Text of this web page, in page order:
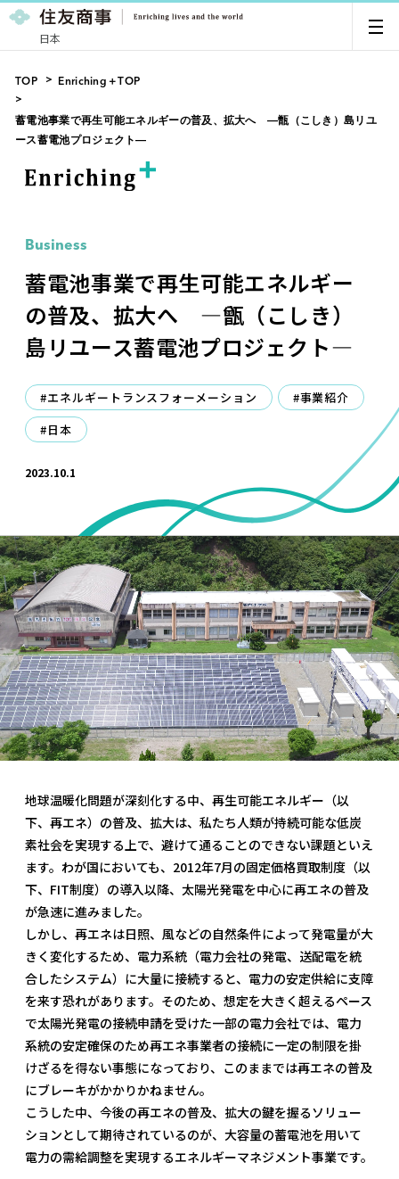
日本
TOP Enriching＋TOP
蓄電池事業で再生可能エネルギーの普及、拡大へ ―甑（こしき）島リユ
ース蓄電池プロジェクト―
Business
蓄電池事業で再生可能エネルギー
の普及、拡大へ ―甑（こしき）
島リユース蓄電池プロジェクト―
#エネルギートランスフォーメーション
#事業紹介
#日本
2023.10.1
地球温暖化問題が深刻化する中、再生可能エネルギー（以
下、再エネ）の普及、拡大は、私たち人類が持続可能な低炭
素社会を実現する上で、避けて通ることのできない課題といえ
ます。わが国においても、2012年7月の固定価格買取制度（以
下、FIT制度）の導入以降、太陽光発電を中心に再エネの普及
が急速に進みました。
しかし、再エネは日照、風などの自然条件によって発電量が大
きく変化するため、電力系統（電力会社の発電、送配電を統
合したシステム）に大量に接続すると、電力の安定供給に支障
を来す恐れがあります。そのため、想定を大きく超えるペース
で太陽光発電の接続申請を受けた一部の電力会社では、電力
系統の安定確保のため再エネ事業者の接続に一定の制限を掛
けざるを得ない事態になっており、このままでは再エネの普及
にブレーキがかかりかねません。
こうした中、今後の再エネの普及、拡大の鍵を握るソリュー
ションとして期待されているのが、大容量の蓄電池を用いて
電力の需給調整を実現するエネルギーマネジメント事業です。